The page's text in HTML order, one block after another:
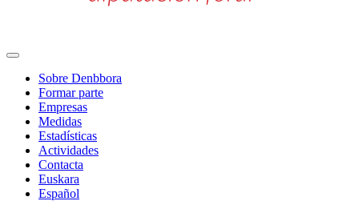
Navegación
principal
Sobre Denbbora
Formar parte
Empresas
Medidas
Estadísticas
Actividades
Contacta
Euskara
Español